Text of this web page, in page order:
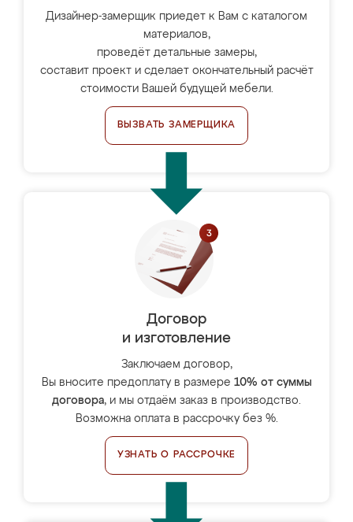
Дизайнер-замерщик приедет к Вам с каталогом
материалов,
проведёт детальные замеры,
составит проект и сделает окончательный расчёт
стоимости Вашей будущей мебели.
ВЫЗВАТЬ ЗАМЕРЩИКА
Договор
и изготовление
Заключаем договор,
Вы вносите предоплату в размере 10% от суммы
договора, и мы отдаём заказ в производство.
Возможна оплата в рассрочку без %.
УЗНАТЬ О РАССРОЧКЕ